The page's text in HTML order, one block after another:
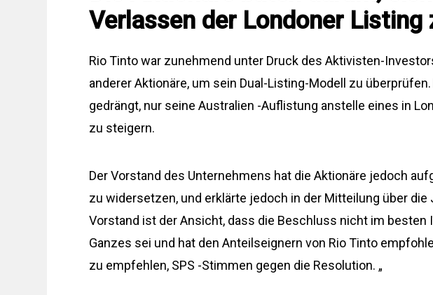
Verlassen der Londoner Listing
Rio Tinto war zunehmend unter Druck des Aktivisten-
anderer Aktionäre, um sein Dual-Listing-Modell zu
gedrängt, nur seine Australien -Auflistung anstelle eines in
zu steigern.
Der Vorstand des Unternehmens hat die Aktionäre jedoch
zu widersetzen, und erklärte jedoch in der Mitteilung über die
Vorstand ist der Ansicht, dass die Beschluss nicht im besten
Ganzes sei und hat den Anteilseignern von Rio Tinto
zu empfehlen, SPS -Stimmen gegen die Resolution. „